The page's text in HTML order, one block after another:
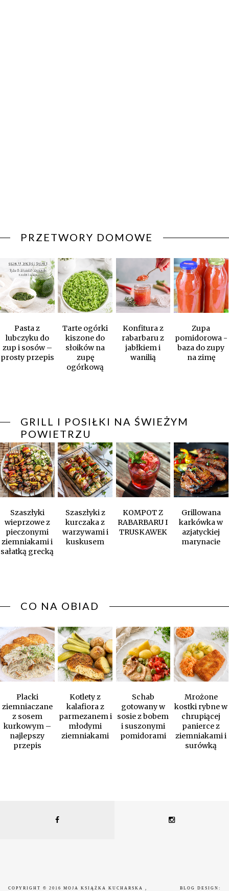
PRZETWORY DOMOWE
Pasta z
lubczyku do
zup i sosów –
prosty przepis
Tarte ogórki
kiszone do
słoików na
zupę
ogórkową
Konfitura z
rabarbaru z
jabłkiem i
wanilią
Zupa
pomidorowa -
baza do zupy
na zimę
GRILL I POSIŁKI NA ŚWIEŻYM
POWIETRZU
Szaszłyki
wieprzowe z
pieczonymi
ziemniakami i
sałatką grecką
Szaszłyki z
kurczaka z
warzywami i
kuskusem
KOMPOT Z
RABARBARU I
TRUSKAWEK
Grillowana
karkówka w
azjatyckiej
marynacie
CO NA OBIAD
Placki
ziemniaczane
z sosem
kurkowym –
najlepszy
przepis
Kotlety z
kalafiora z
parmezanem i
młodymi
ziemniakami
Schab
gotowany w
sosie z bobem
i suszonymi
pomidorami
Mrożone
kostki rybne w
chrupiącej
panierce z
ziemniakami i
surówką
COPYRIGHT © 2016 MOJA KSIĄŻKA KUCHARSKA ,
BLOG DESIGN: